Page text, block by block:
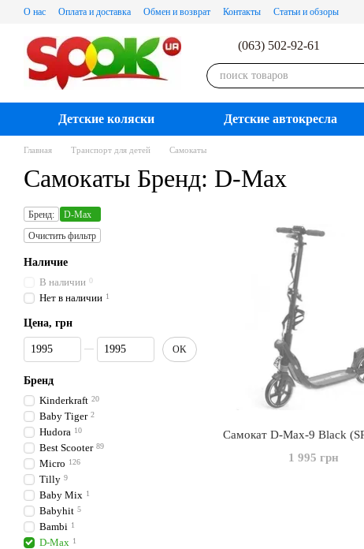
Перейти к основному контенту
О нас Оплата и доставка Обмен и возврат Контакты Статьи и обзоры
(063) 502-92-61
Детские коляски Детские автокресла
Главная Транспорт для детей Самокаты
Самокаты Бренд: D-Max
Самокат D-Max-9 Black
1 995 грн
Бренд:
D-Max
Очистить фильтр
Наличие
В наличии 0
Нет в наличии 1
Цена, грн
От Цена, грн
До Цена, грн
OK
Бренд
Kinderkraft 20
Baby Tiger 2
Hudora 10
Best Scooter 89
Micro 126
Tilly 9
Baby Mix 1
Babyhit 5
Bambi 1
D-Max 1